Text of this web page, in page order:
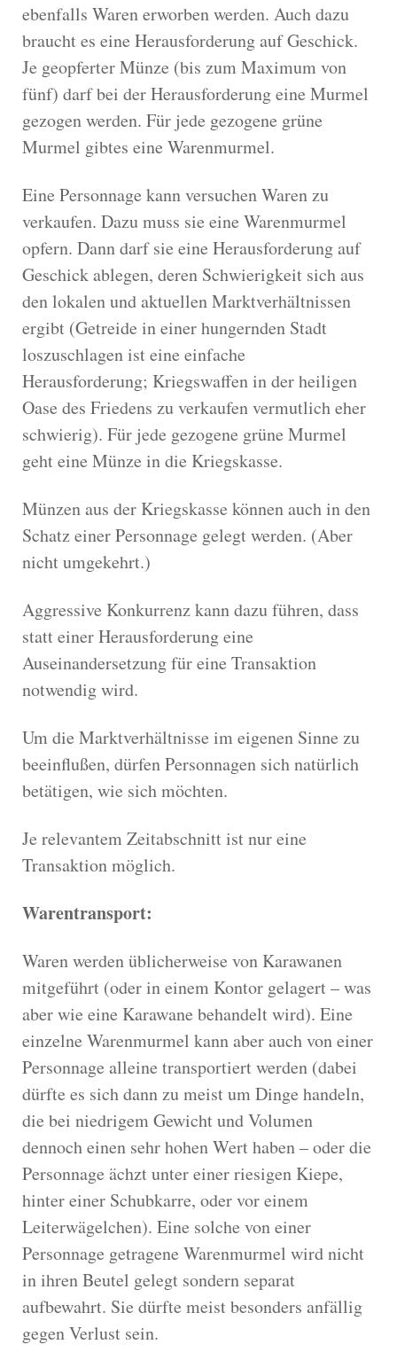
ebenfalls Waren erworben werden. Auch dazu
braucht es eine Herausforderung auf Geschick.
Je geopferter Münze (bis zum Maximum von
fünf) darf bei der Herausforderung eine Murmel
gezogen werden. Für jede gezogene grüne
Murmel gibtes eine Warenmurmel.
Eine Personnage kann versuchen Waren zu
verkaufen. Dazu muss sie eine Warenmurmel
opfern. Dann darf sie eine Herausforderung auf
Geschick ablegen, deren Schwierigkeit sich aus
den lokalen und aktuellen Marktverhältnissen
ergibt (Getreide in einer hungernden Stadt
loszuschlagen ist eine einfache
Herausforderung; Kriegswaffen in der heiligen
Oase des Friedens zu verkaufen vermutlich eher
schwierig). Für jede gezogene grüne Murmel
geht eine Münze in die Kriegskasse.
Münzen aus der Kriegskasse können auch in den
Schatz einer Personnage gelegt werden. (Aber
nicht umgekehrt.)
Aggressive Konkurrenz kann dazu führen, dass
statt einer Herausforderung eine
Auseinandersetzung für eine Transaktion
notwendig wird.
Um die Marktverhältnisse im eigenen Sinne zu
beeinflußen, dürfen Personnagen sich natürlich
betätigen, wie sich möchten.
Je relevantem Zeitabschnitt ist nur eine
Transaktion möglich.
Warentransport:
Waren werden üblicherweise von Karawanen
mitgeführt (oder in einem Kontor gelagert – was
aber wie eine Karawane behandelt wird). Eine
einzelne Warenmurmel kann aber auch von einer
Personnage alleine transportiert werden (dabei
dürfte es sich dann zu meist um Dinge handeln,
die bei niedrigem Gewicht und Volumen
dennoch einen sehr hohen Wert haben – oder die
Personnage ächzt unter einer riesigen Kiepe,
hinter einer Schubkarre, oder vor einem
Leiterwägelchen). Eine solche von einer
Personnage getragene Warenmurmel wird nicht
in ihren Beutel gelegt sondern separat
aufbewahrt. Sie dürfte meist besonders anfällig
gegen Verlust sein.